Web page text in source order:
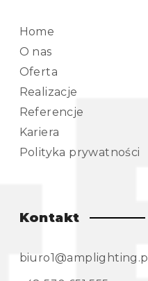
Home
O nas
Oferta
Realizacje
Referencje
Kariera
Polityka prywatności
Kontakt
biuro1@amplighting.pl